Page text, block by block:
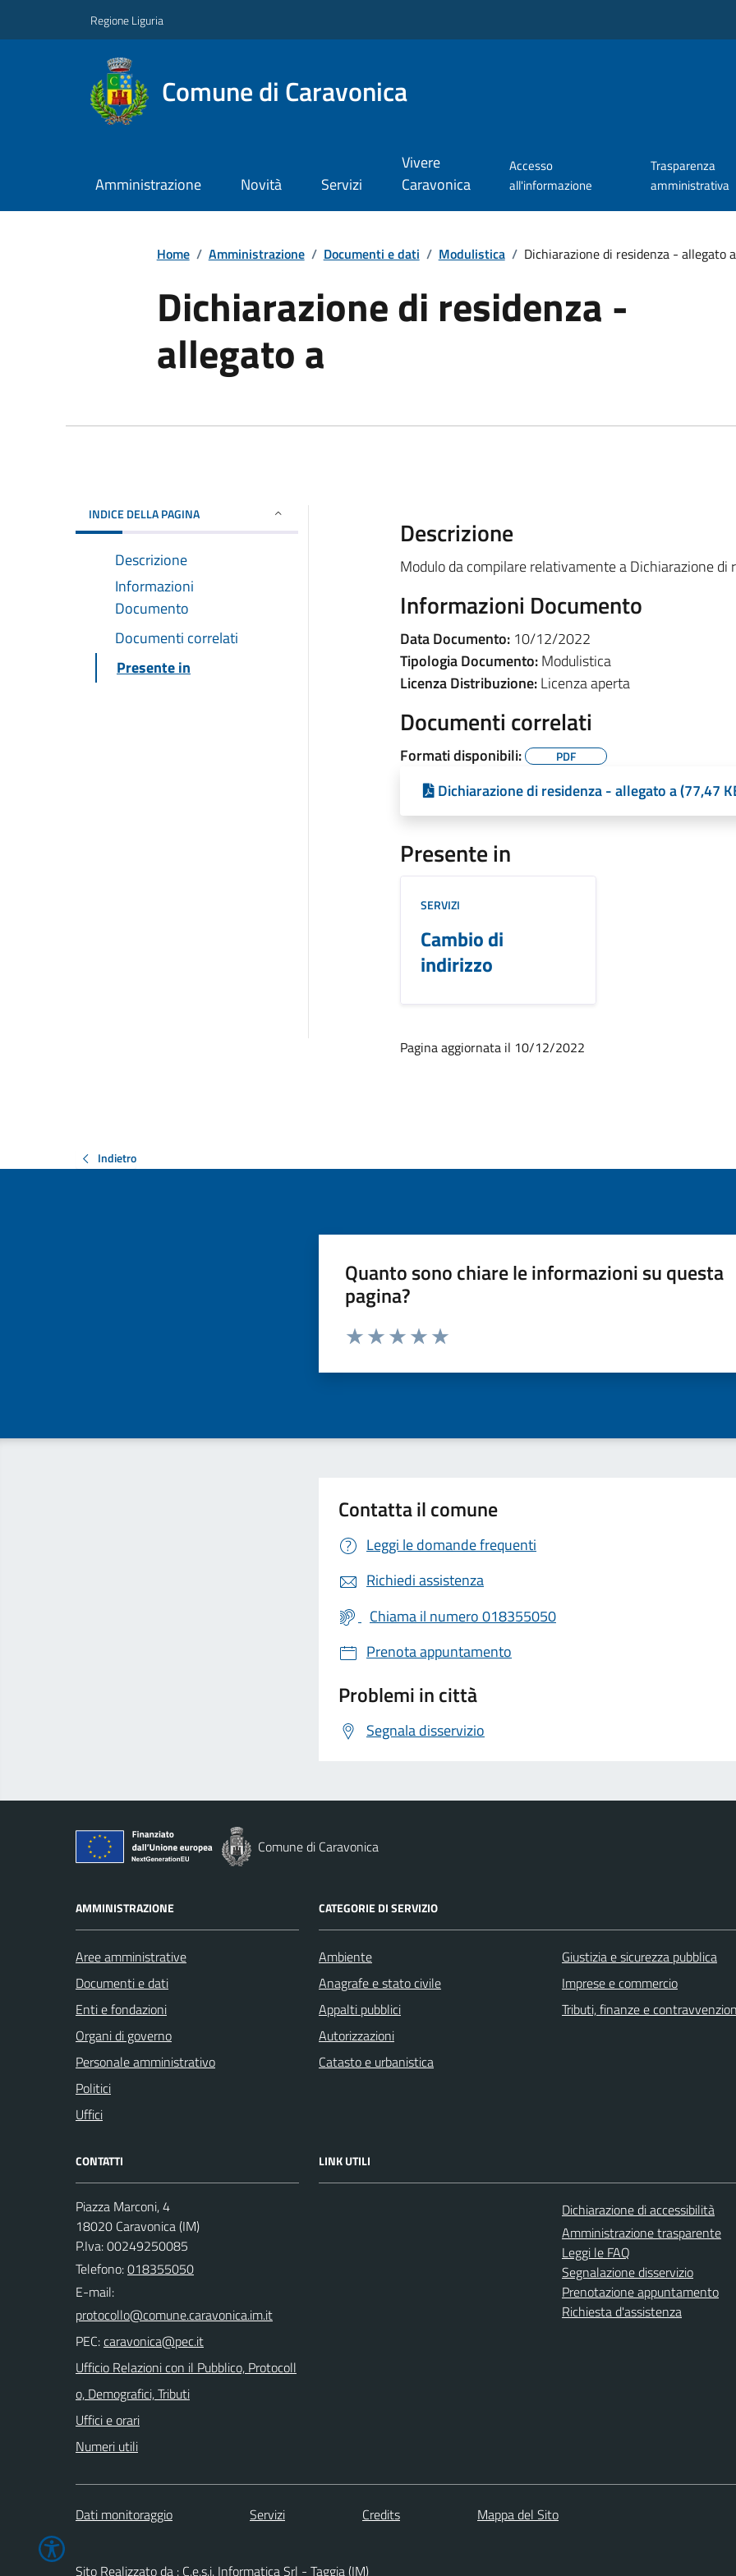
Regione Liguria
Comune di Caravonica
Amministrazione Novità Servizi
Vivere
Caravonica
Accesso
all'informazione
Trasparenza
amministrativa
Home / Amministrazione / Documenti e dati / Modulistica / Dichiarazione di residenza - allegato a
Dichiarazione di residenza -
allegato a
INDICE DELLA PAGINA
Descrizione
Informazioni
Documento
Documenti correlati
Presente in
Descrizione
Modulo da compilare relativamente a Dichiarazione di
Informazioni Documento
Data Documento:10/12/2022
Tipologia Documento:Modulistica
Licenza Distribuzione:Licenza aperta
Documenti correlati
Formati disponibili: PDF
Dichiarazione di residenza - allegato a (77,47
Presente in
SERVIZI
Cambio di
indirizzo
Pagina aggiornata il 10/12/2022
Indietro
Quanto sono chiare le informazioni su questa
pagina?
Valuta da 1 a 5 stelle la pagina
Contatta il comune
Leggi le domande frequenti
Richiedi assistenza
Chiama il numero 018355050
Prenota appuntamento
Problemi in città
Segnala disservizio
Comune di Caravonica
AMMINISTRAZIONE
Aree amministrative
Documenti e dati
Enti e fondazioni
Organi di governo
Personale amministrativo
Politici
Uffici
CATEGORIE DI SERVIZIO
Ambiente
Anagrafe e stato civile
Appalti pubblici
Autorizzazioni
Catasto e urbanistica
Giustizia e sicurezza pubblica
Imprese e commercio
Tributi, finanze e
CONTATTI
Piazza Marconi, 4
18020 Caravonica (IM)
P.Iva: 00249250085
Telefono:018355050
E-mail:
PEC:
Ufficio Relazioni con il Pubblico, Protocoll
o, Demografici, Tributi
Uffici e orari
Numeri utili
LINK UTILI
Dichiarazione di accessibilità
Amministrazione trasparente
Leggi le FAQ
Segnalazione disservizio
Prenotazione appuntamento
Richiesta d'assistenza
Dati monitoraggio Servizi Credits Mappa del Sito
Sito Realizzato da : C.e.s.i. Informatica Srl - Taggia (IM)